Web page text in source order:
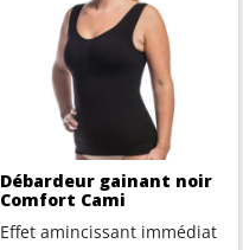
Débardeur gainant noir
Comfort Cami
Effet amincissant immédiat